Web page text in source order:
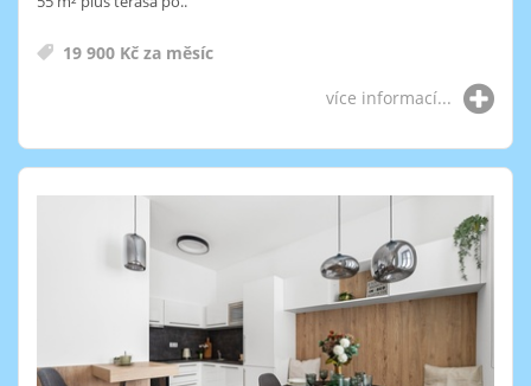
19 900 Kč za měsíc
více informací...